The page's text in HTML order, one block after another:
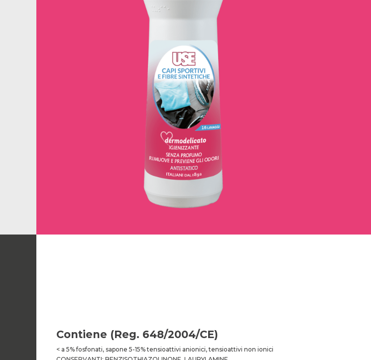
Contiene (Reg. 648/2004/CE)
< a 5% fosfonati, sapone 5-15% tensioattivi anionici, tensioattivi non ionici